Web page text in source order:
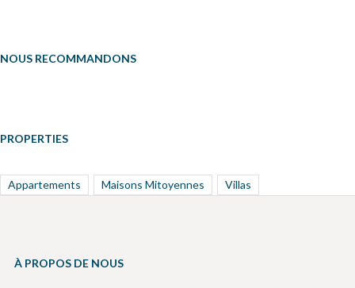
NOUS RECOMMANDONS
PROPERTIES
Appartements Maisons Mitoyennes Villas
À PROPOS DE NOUS